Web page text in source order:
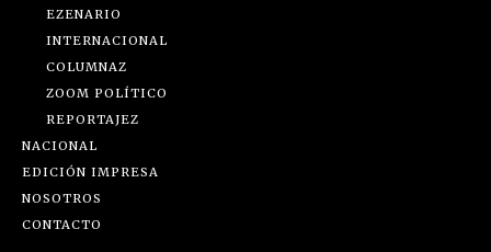
EZENARIO
INTERNACIONAL
COLUMNAZ
ZOOM POLÍTICO
REPORTAJEZ
NACIONAL
EDICIÓN IMPRESA
NOSOTROS
CONTACTO